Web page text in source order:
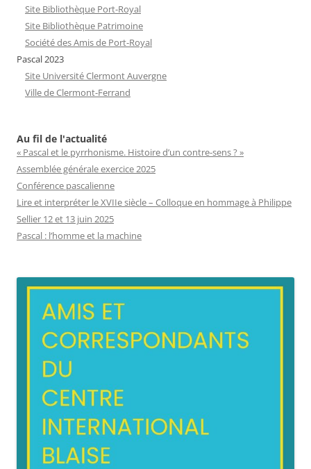
Site Bibliothèque Port-Royal
Site Bibliothèque Patrimoine
Société des Amis de Port-Royal
Pascal 2023
Site Université Clermont Auvergne
Ville de Clermont-Ferrand
Au fil de l'actualité
« Pascal et le pyrrhonisme. Histoire d’un contre-sens ? »
Assemblée générale exercice 2025
Conférence pascalienne
Lire et interpréter le XVIIe siècle – Colloque en hommage à Philippe
Sellier 12 et 13 juin 2025
Pascal : l’homme et la machine